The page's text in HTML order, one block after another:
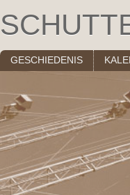
GESCHIEDENIS